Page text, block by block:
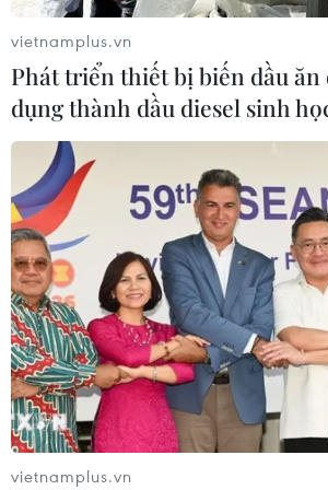
28/07/2026 04:37
Panama cảnh báo ổ dịch hô hấp lạ
sau 6 ca tử vong liên tiếp
28/07/2026 01:50
Nắng nóng khốc liệt tại Mỹ và Hàn
Quốc đe dọa sức khỏe cộng đồng
27/07/2026 23:07
Số ca nhiễm virus Tây sông Nile gia
tăng khắp châu Âu
26/07/2026 09:18
vietnamplus.vn
Phát triển thiết bị biến dầu ăn
dụng thành dầu diesel sinh
vietnamplus.vn